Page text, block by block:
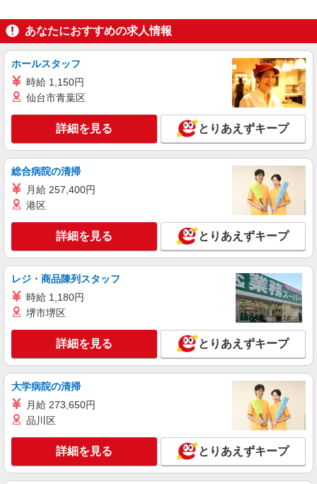
あなたにおすすめの求人情報
ホールスタッフ
時給 1,150円
仙台市青葉区
詳細を見る とりあえずキープ
総合病院の清掃
月給 257,400円
港区
詳細を見る とりあえずキープ
レジ・商品陳列スタッフ
時給 1,180円
堺市堺区
詳細を見る とりあえずキープ
大学病院の清掃
月給 273,650円
品川区
詳細を見る とりあえずキープ